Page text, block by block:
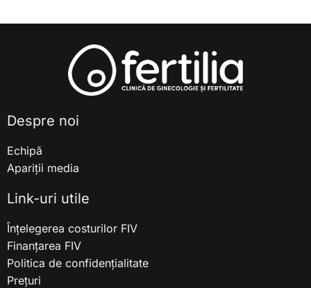
Despre noi
Echipă
Apariții media
Link-uri utile
Înțelegerea costurilor FIV
Finanțarea FIV
Politica de confidențialitate
Prețuri